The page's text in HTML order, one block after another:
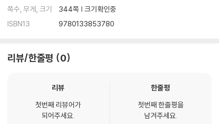
쪽수, 무게, 크기
344쪽 | 크기확인중
ISBN13
9780133853780
리뷰/한줄평 0
리뷰
첫번째 리뷰어가
되어주세요.
한줄평
첫번째 한줄평을
남겨주세요.